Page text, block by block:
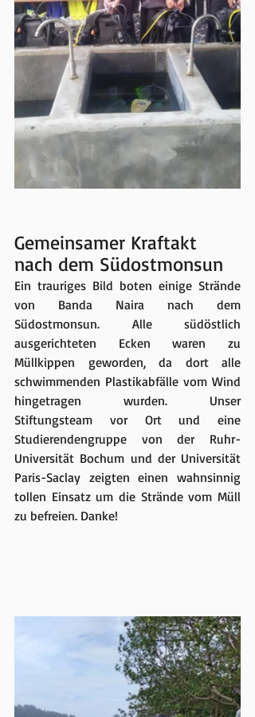
Gemeinsamer Kraftakt
nach dem Südostmonsun
Ein trauriges Bild boten einige Strände
von Banda Naira nach dem
Südostmonsun. Alle südöstlich
ausgerichteten Ecken waren zu
Müllkippen geworden, da dort alle
schwimmenden Plastikabfälle vom Wind
hingetragen wurden. Unser
Stiftungsteam vor Ort und eine
Studierendengruppe von der Ruhr-
Universität Bochum und der Universität
Paris-Saclay zeigten einen wahnsinnig
tollen Einsatz um die Strände vom Müll
zu befreien. Danke!